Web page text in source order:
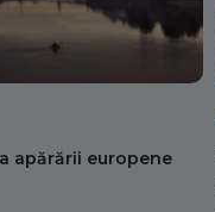
apărării europene